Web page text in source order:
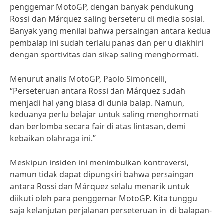
penggemar MotoGP, dengan banyak pendukung
Rossi dan Márquez saling berseteru di media sosial.
Banyak yang menilai bahwa persaingan antara kedua
pembalap ini sudah terlalu panas dan perlu diakhiri
dengan sportivitas dan sikap saling menghormati.
Menurut analis MotoGP, Paolo Simoncelli,
“Perseteruan antara Rossi dan Márquez sudah
menjadi hal yang biasa di dunia balap. Namun,
keduanya perlu belajar untuk saling menghormati
dan berlomba secara fair di atas lintasan, demi
kebaikan olahraga ini.”
Meskipun insiden ini menimbulkan kontroversi,
namun tidak dapat dipungkiri bahwa persaingan
antara Rossi dan Márquez selalu menarik untuk
diikuti oleh para penggemar MotoGP. Kita tunggu
saja kelanjutan perjalanan perseteruan ini di balapan-